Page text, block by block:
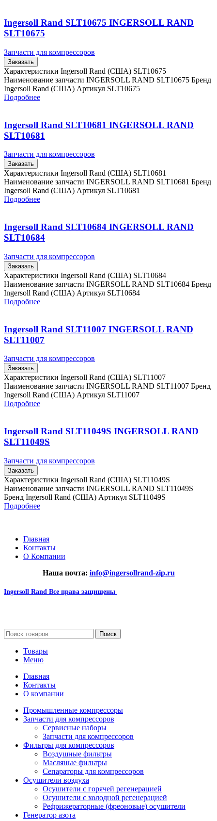
Ingersoll Rand SLT10675 INGERSOLL RAND
SLT10675
Запчасти для компрессоров
Заказать
Характеристики Ingersoll Rand (США) SLT10675
Наименование запчасти INGERSOLL RAND SLT10675 Бренд
Ingersoll Rand (США) Артикул SLT10675
Подробнее
Ingersoll Rand SLT10681 INGERSOLL RAND
SLT10681
Запчасти для компрессоров
Заказать
Характеристики Ingersoll Rand (США) SLT10681
Наименование запчасти INGERSOLL RAND SLT10681 Бренд
Ingersoll Rand (США) Артикул SLT10681
Подробнее
Ingersoll Rand SLT10684 INGERSOLL RAND
SLT10684
Запчасти для компрессоров
Заказать
Характеристики Ingersoll Rand (США) SLT10684
Наименование запчасти INGERSOLL RAND SLT10684 Бренд
Ingersoll Rand (США) Артикул SLT10684
Подробнее
Ingersoll Rand SLT11007 INGERSOLL RAND
SLT11007
Запчасти для компрессоров
Заказать
Характеристики Ingersoll Rand (США) SLT11007
Наименование запчасти INGERSOLL RAND SLT11007 Бренд
Ingersoll Rand (США) Артикул SLT11007
Подробнее
Ingersoll Rand SLT11049S INGERSOLL RAND
SLT11049S
Запчасти для компрессоров
Заказать
Характеристики Ingersoll Rand (США) SLT11049S
Наименование запчасти INGERSOLL RAND SLT11049S
Бренд Ingersoll Rand (США) Артикул SLT11049S
Подробнее
Главная
Контакты
О Компании
Наша почта: info@ingersollrand-zip.ru
Ingersoll Rand Все права защищены
Поиск
Товары
Меню
Главная
Контакты
О компании
Промышленные компрессоры
Запчасти для компрессоров
Сервисные наборы
Запчасти для компрессоров
Фильтры для компрессоров
Воздушные фильтры
Масляные фильтры
Сепараторы для компрессоров
Осушители воздуха
Осушители с горячей регенерацией
Осушители с холодной регенерацией
Рефрижераторные (фреоновые) осушители
Генератор азота